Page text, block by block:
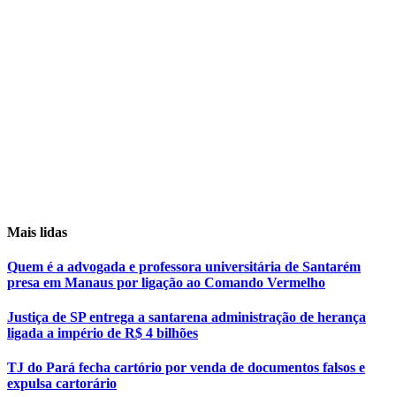
Mais lidas
Quem é a advogada e professora universitária de Santarém
presa em Manaus por ligação ao Comando Vermelho
Justiça de SP entrega a santarena administração de herança
ligada a império de R$ 4 bilhões
TJ do Pará fecha cartório por venda de documentos falsos e
expulsa cartorário